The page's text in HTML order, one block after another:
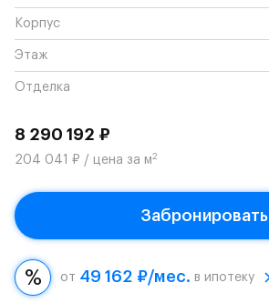
Корпус
Этаж
Отделка
8 290 192 ₽
204 041 ₽ / цена за м2
Забронировать
от 49 162 ₽/мес. в ипотеку